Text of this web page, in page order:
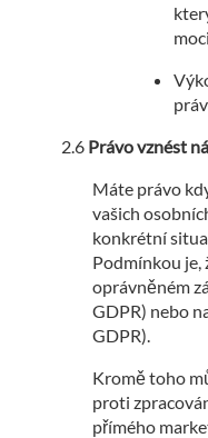
Právo vznést
Máte právo
vašich
konkrétní
Podmínkou je,
oprávněném
GDPR) nebo
GDPR).
Kromě toho
proti
přímého